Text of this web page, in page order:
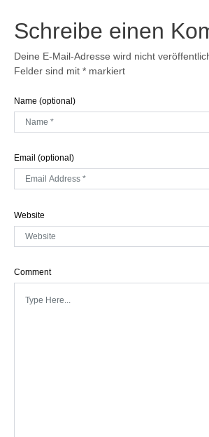
Schreibe einen
Deine E-Mail-Adresse wird nicht
Felder sind mit * markiert
Name (optional)
Email (optional)
Website
Comment